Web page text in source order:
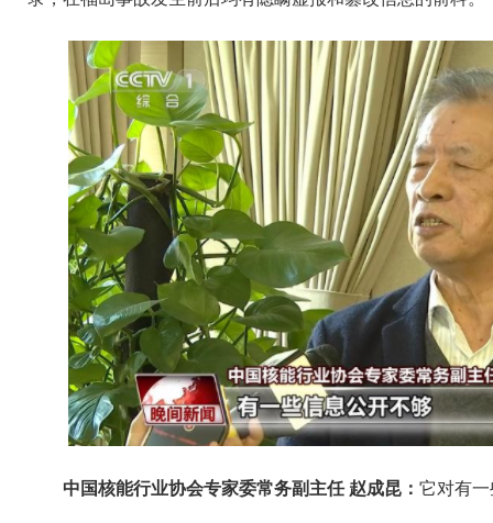
中国核能行业协会专家委常务副主任 赵成昆： 它对有